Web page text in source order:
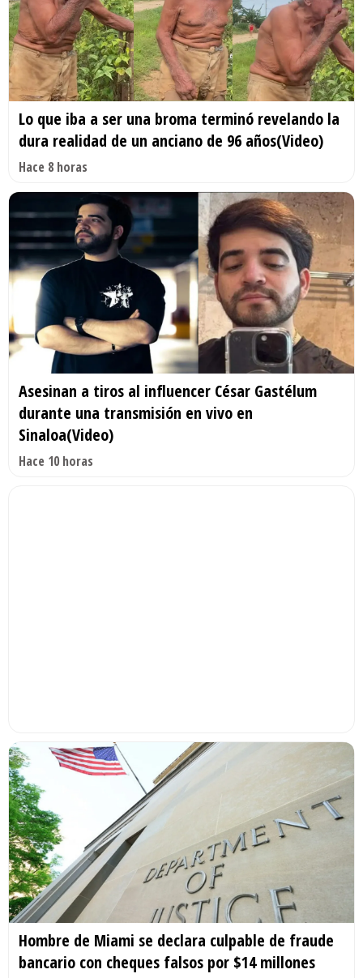
Lo que iba a ser una broma terminó revelando la
dura realidad de un anciano de 96 años(Video)
Hace 8 horas
Asesinan a tiros al influencer César Gastélum
durante una transmisión en vivo en
Sinaloa(Video)
Hace 10 horas
Hombre de Miami se declara culpable de fraude
bancario con cheques falsos por $14 millones